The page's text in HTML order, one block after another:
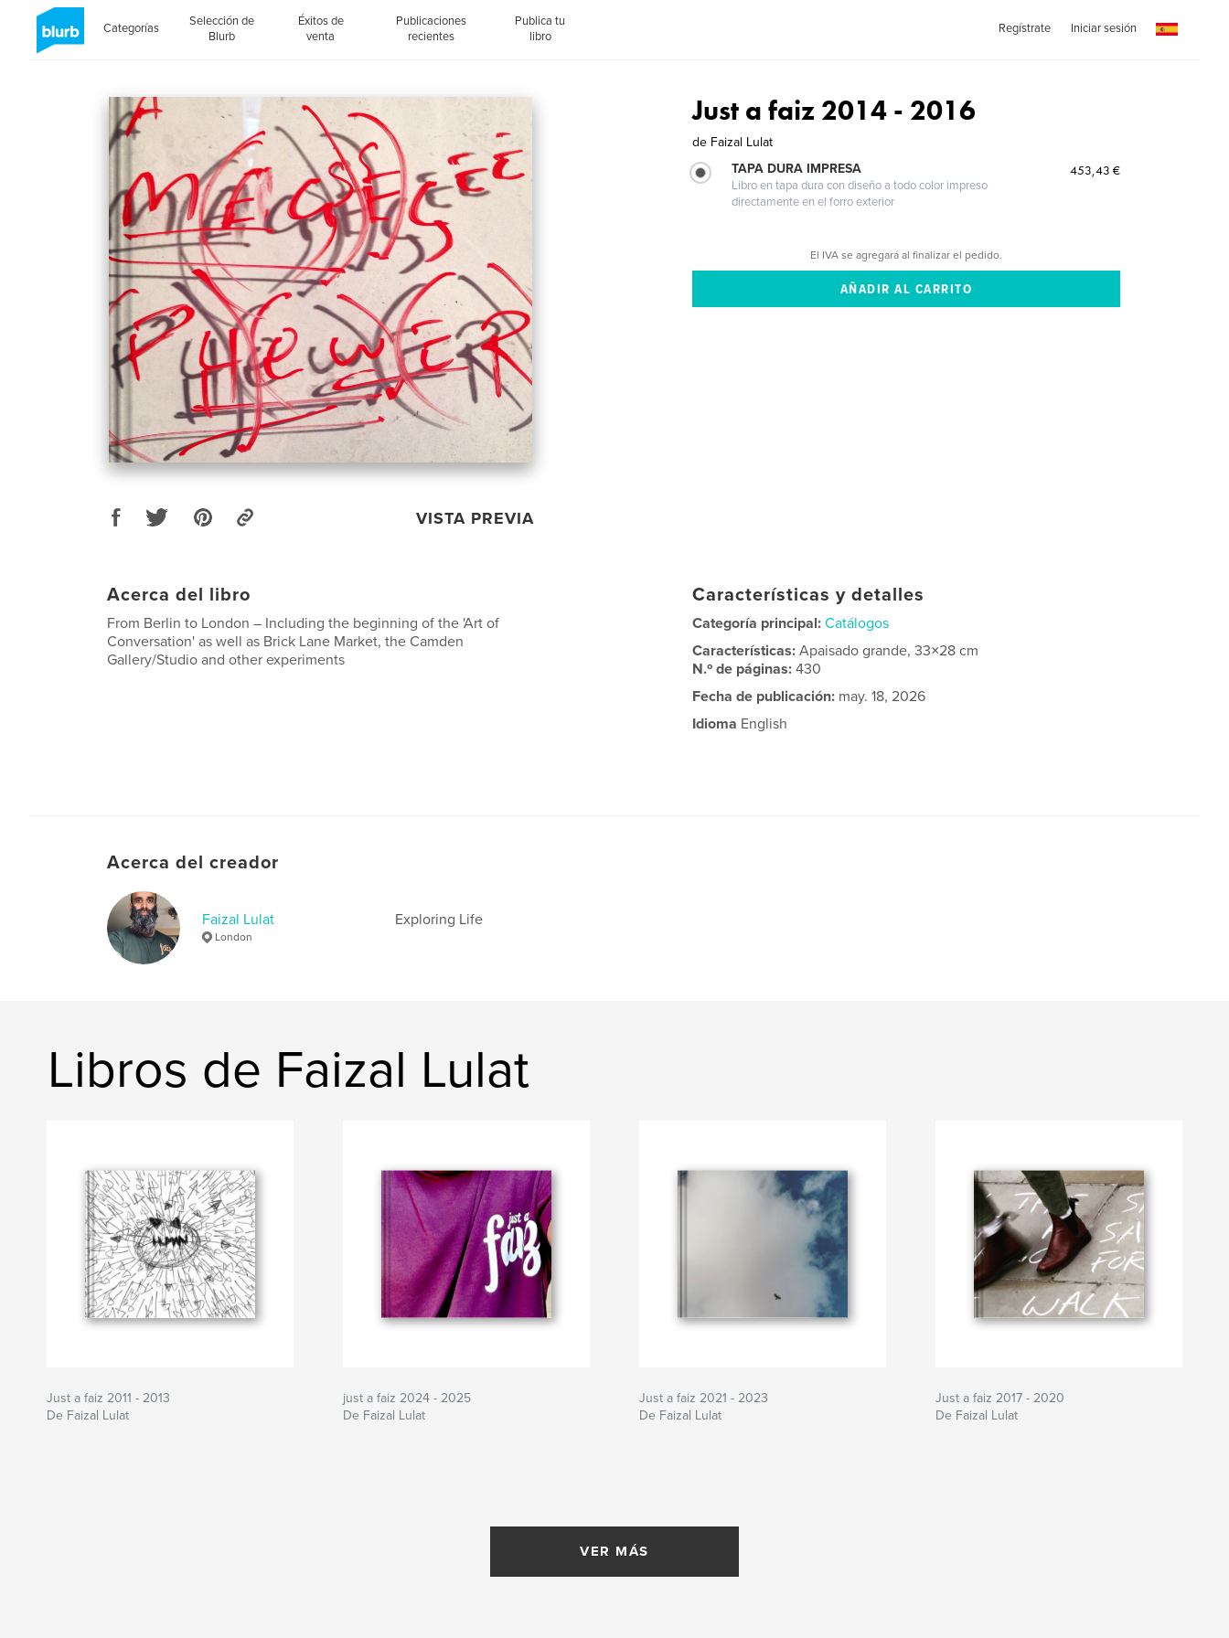
Categorías
Selección de
Blurb
Éxitos de
venta
Publicaciones
recientes
Publica tu
libro
Regístrate Iniciar sesión
VISTA PREVIA
Just a faiz 2014 - 2016
de Faizal Lulat
TAPA DURA IMPRESA
Libro en tapa dura con diseño a todo color impreso
directamente en el forro exterior
453,43 €
El IVA se agregará al finalizar el pedido.
Acerca del libro
From Berlin to London – Including the beginning of the 'Art of
Conversation' as well as Brick Lane Market, the Camden
Gallery/Studio and other experiments
Características y detalles
Categoría principal: Catálogos
Características:Apaisado grande, 33×28 cm
N.º de páginas:430
Fecha de publicación: may. 18, 2026
Idioma English
Acerca del creador
Faizal Lulat
London
Exploring Life
Libros de Faizal Lulat
Just a faiz 2011 - 2013
De Faizal Lulat
just a faiz 2024 - 2025
De Faizal Lulat
Just a faiz 2021 - 2023
De Faizal Lulat
Just a faiz 2017 - 2020
De Faizal Lulat
VER MÁS